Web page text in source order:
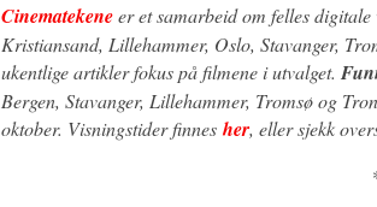
Cinematekeneer et samarbeid om felles
Kristiansand, Lillehammer, Oslo, Stavanger,
ukentlige artikler fokus på filmene i utvalget.
Bergen, Stavanger, Lillehammer, Tromsø og
oktober. Visningstider finnes her, eller sjekk